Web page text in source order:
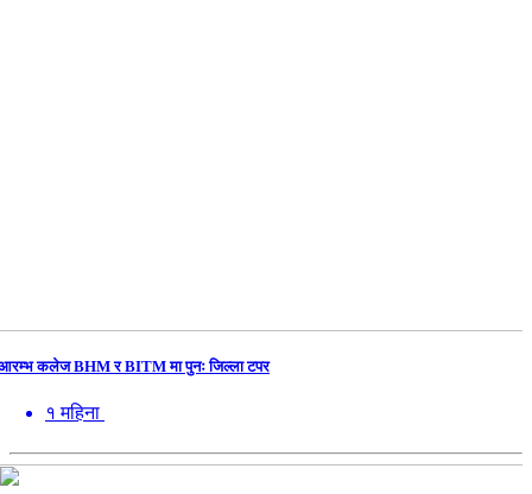
कलेज BHM र BITM मा पुनः जिल्ला टपर
१ महिना